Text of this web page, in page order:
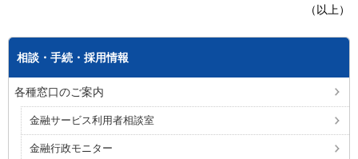
（以上）
相談・手続・採用情報
各種窓口のご案内
金融サービス利用者相談室
金融行政モニター